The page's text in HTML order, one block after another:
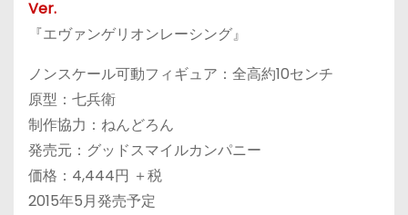
Ver.
『エヴァンゲリオンレーシング』
ノンスケール可動フィギュア：全高約10センチ
原型：七兵衛
制作協力：ねんどろん
発売元：グッドスマイルカンパニー
価格：4,444円 ＋税
2015年5月発売予定